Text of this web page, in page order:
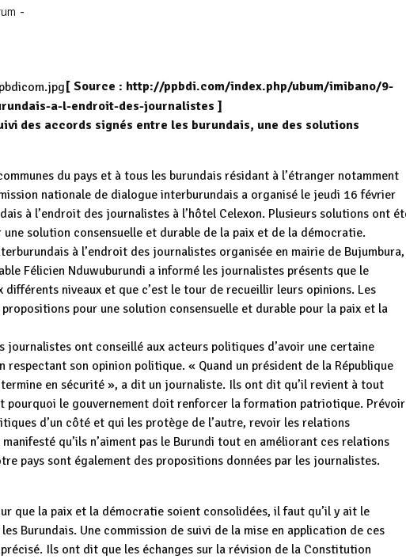
-
[ Source : http://ppbdi.com/index.php/ubum/imibano/9-
a-l-endroit-des-journalistes ]
des accords signés entre les burundais, une des solutions
du pays et à tous les burundais résidant à l’étranger notamment
nationale de dialogue interburundais a organisé le jeudi 16 février
à l’endroit des journalistes à l’hôtel Celexon. Plusieurs solutions ont
solution consensuelle et durable de la paix et de la démocratie.
à l’endroit des journalistes organisée en mairie de Bujumbura,
Félicien Nduwuburundi a informé les journalistes présents que le
différents niveaux et que c’est le tour de recueillir leurs opinions. Les
pour une solution consensuelle et durable pour la paix et la
journalistes ont conseillé aux acteurs politiques d’avoir une certaine
respectant son opinion politique. « Quand un président de la République
en sécurité », a dit un journaliste. Ils ont dit qu’il revient à tout
pourquoi le gouvernement doit renforcer la formation patriotique. Prévoir
d’un côté et qui les protège de l’autre, revoir les relations
qu’ils n’aiment pas le Burundi tout en améliorant ces relations
pays sont également des propositions données par les journalistes.
que la paix et la démocratie soient consolidées, il faut qu’il y ait le
Burundais. Une commission de suivi de la mise en application de ces
Ils ont dit que les échanges sur la révision de la Constitution